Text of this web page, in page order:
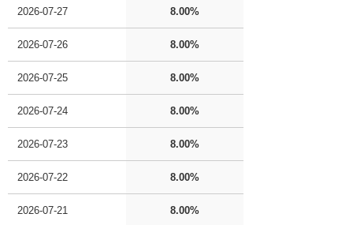
2026-07-27 8.00%
2026-07-26 8.00%
2026-07-25 8.00%
2026-07-24 8.00%
2026-07-23 8.00%
2026-07-22 8.00%
2026-07-21 8.00%